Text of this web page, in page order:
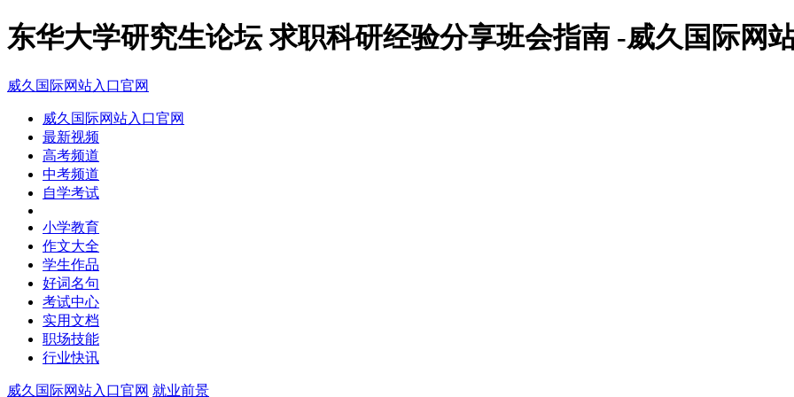
东华大学研究生论坛 求职科研经验分享班会指南 -威久国际网
威久国际网站入口官网
威久国际网站入口官网
最新视频
高考频道
中考频道
自学考试
小学教育
作文大全
学生作品
好词名句
考试中心
实用文档
职场技能
行业快讯
威久国际网站入口官网 就业前景